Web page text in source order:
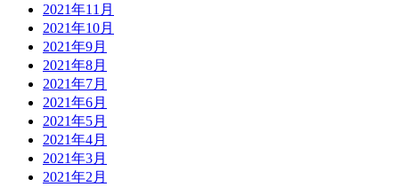
2021年11月
2021年10月
2021年9月
2021年8月
2021年7月
2021年6月
2021年5月
2021年4月
2021年3月
2021年2月